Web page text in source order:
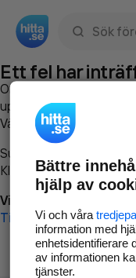
Ett fel har
Om du vill kan du
uppstod så att vi lättare
Vänligen försök med
Surfa till
Klicka påTillbaka-
Vi beklagar besväret!
Till startsidan
Bättre
hjälp av
Vi och våra
information med
enhetsidentifierare
av informationen
tjänster.